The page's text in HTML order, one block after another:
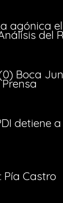
agónica
del
Boca
detiene
Pía Castro